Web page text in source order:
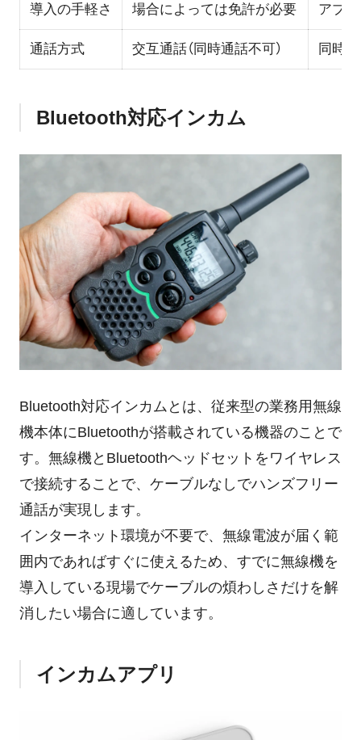
導入の手軽さ 場合によっては免許が必要 アプ
通話方式 交互通話（同時通話不可） 同時
Bluetooth対応インカム
Bluetooth対応インカムとは、従来型の業務用無線
機本体にBluetoothが搭載されている機器のことで
す。無線機とBluetoothヘッドセットをワイヤレス
で接続することで、ケーブルなしでハンズフリー
通話が実現します。
インターネット環境が不要で、無線電波が届く範
囲内であればすぐに使えるため、すでに無線機を
導入している現場でケーブルの煩わしさだけを解
消したい場合に適しています。
インカムアプリ